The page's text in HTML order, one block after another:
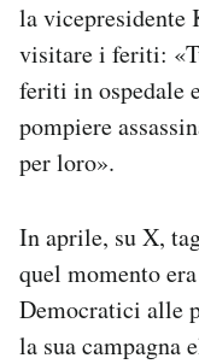
la vicepresidente
visitare i feriti:
feriti in ospedale
pompiere
per loro».
In aprile, su X,
quel momento
Democratici alle
la sua campagna